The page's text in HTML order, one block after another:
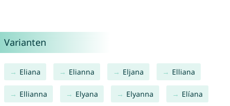
Varianten
Eliana Elianna Eljana Elliana
Ellianna Elyana Elyanna Elíana